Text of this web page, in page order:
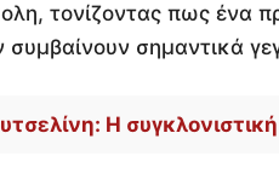
τονίζοντας πως ένα
σημαντικά
Η